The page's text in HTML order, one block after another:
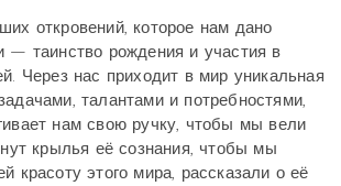
откровений, которое нам дано
— таинство рождения и участия в
Через нас приходит в мир уникальная
талантами и потребностями,
нам свою ручку, чтобы мы вели
крылья её сознания, чтобы мы
красоту этого мира, рассказали о её